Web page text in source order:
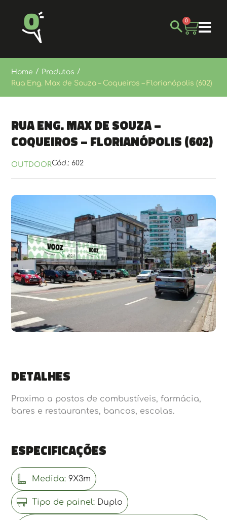
0
Home / Produtos /
Rua Eng. Max de Souza – Coqueiros – Florianópolis (602)
Rua Eng. Max de Souza –
Coqueiros – Florianópolis (602)
OUTDOORCód.: 602
Detalhes
Proximo a postos de combustíveis, farmácia,
bares e restaurantes, bancos, escolas.
Especificações
Medida: 9X3m
Tipo de painel: Duplo